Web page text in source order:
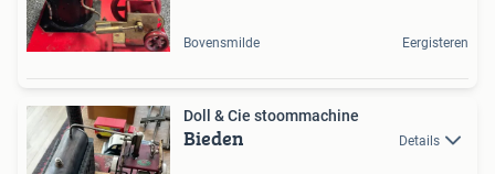
Bovensmilde Eergisteren
Doll & Cie stoommachine
Bieden Details